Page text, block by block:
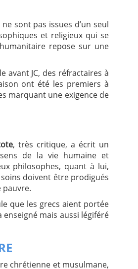
sont pas issues d’un seul
et religieux qui se
repose sur une
avant JC, des réfractaires à
ont été les premiers à
marquant une exigence de
, très critique, a écrit un
de la vie humaine et
philosophes, quant à lui,
doivent être prodigués
pauvre.
que les grecs aient portée
mais aussi légiféré
chrétienne et musulmane,